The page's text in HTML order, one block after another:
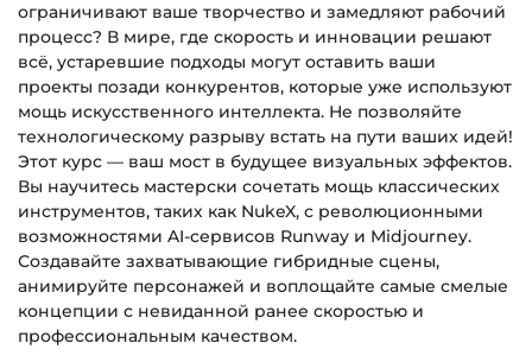
ограничивают ваше творчество и замедляют рабочий
процесс? В мире, где скорость и инновации решают
всё, устаревшие подходы могут оставить ваши
проекты позади конкурентов, которые уже используют
мощь искусственного интеллекта. Не позволяйте
технологическому разрыву встать на пути ваших идей!
Этот курс — ваш мост в будущее визуальных эффектов.
Вы научитесь мастерски сочетать мощь классических
инструментов, таких как NukeX, с революционными
возможностями AI-сервисов Runway и Midjourney.
Создавайте захватывающие гибридные сцены,
анимируйте персонажей и воплощайте самые смелые
концепции с невиданной ранее скоростью и
профессиональным качеством.